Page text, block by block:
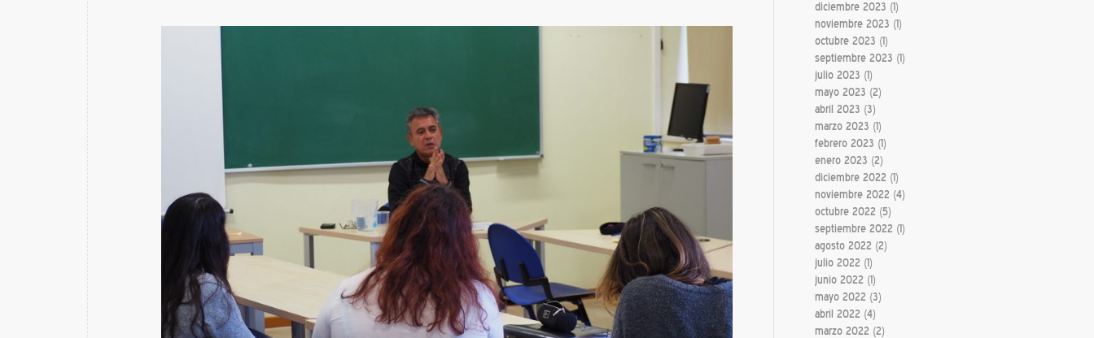
diciembre 2023 (1)
noviembre 2023 (1)
octubre 2023 (1)
septiembre 2023 (1)
julio 2023 (1)
mayo 2023 (2)
abril 2023 (3)
marzo 2023 (1)
febrero 2023 (1)
enero 2023 (2)
diciembre 2022 (1)
noviembre 2022 (4)
octubre 2022 (5)
septiembre 2022 (1)
agosto 2022 (2)
julio 2022 (1)
junio 2022 (1)
mayo 2022 (3)
abril 2022 (4)
marzo 2022 (2)